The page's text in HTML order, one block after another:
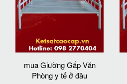
mua Giường Gấp Văn
Phòng y tế ở đâu